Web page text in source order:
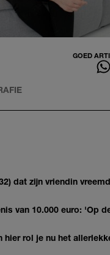
GOED
dat zijn vriendin
van 10.000 euro: 'Op
rol je nu het